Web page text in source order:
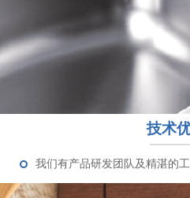
技术
我们有产品研发团队及精湛的